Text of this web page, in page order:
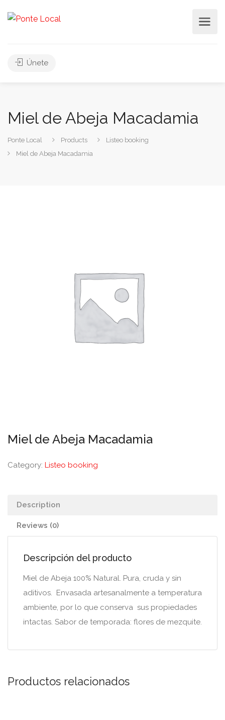
Únete
Miel de Abeja Macadamia
Ponte Local Products
Listeo booking
Miel de Abeja Macadamia
Miel de Abeja Macadamia
Category: Listeo booking
Description
Reviews (0)
Descripción del producto
Miel de Abeja 100% Natural. Pura, cruda y sin
aditivos. Envasada artesanalmente a temperatura
ambiente, por lo que conserva sus propiedades
intactas. Sabor de temporada: flores de mezquite.
Productos relacionados